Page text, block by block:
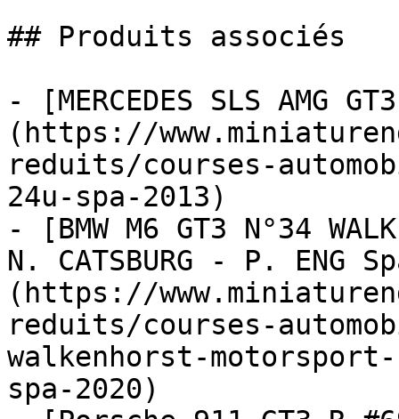
## Produits associés
- [MERCEDES SLS AMG
(https://
reduits/courses-
24u-spa-2013)
- [BMW M6 GT3 N°34
N. CATSBURG - P. ENG
(https://
reduits/courses-
walkenhorst-
spa-2020)